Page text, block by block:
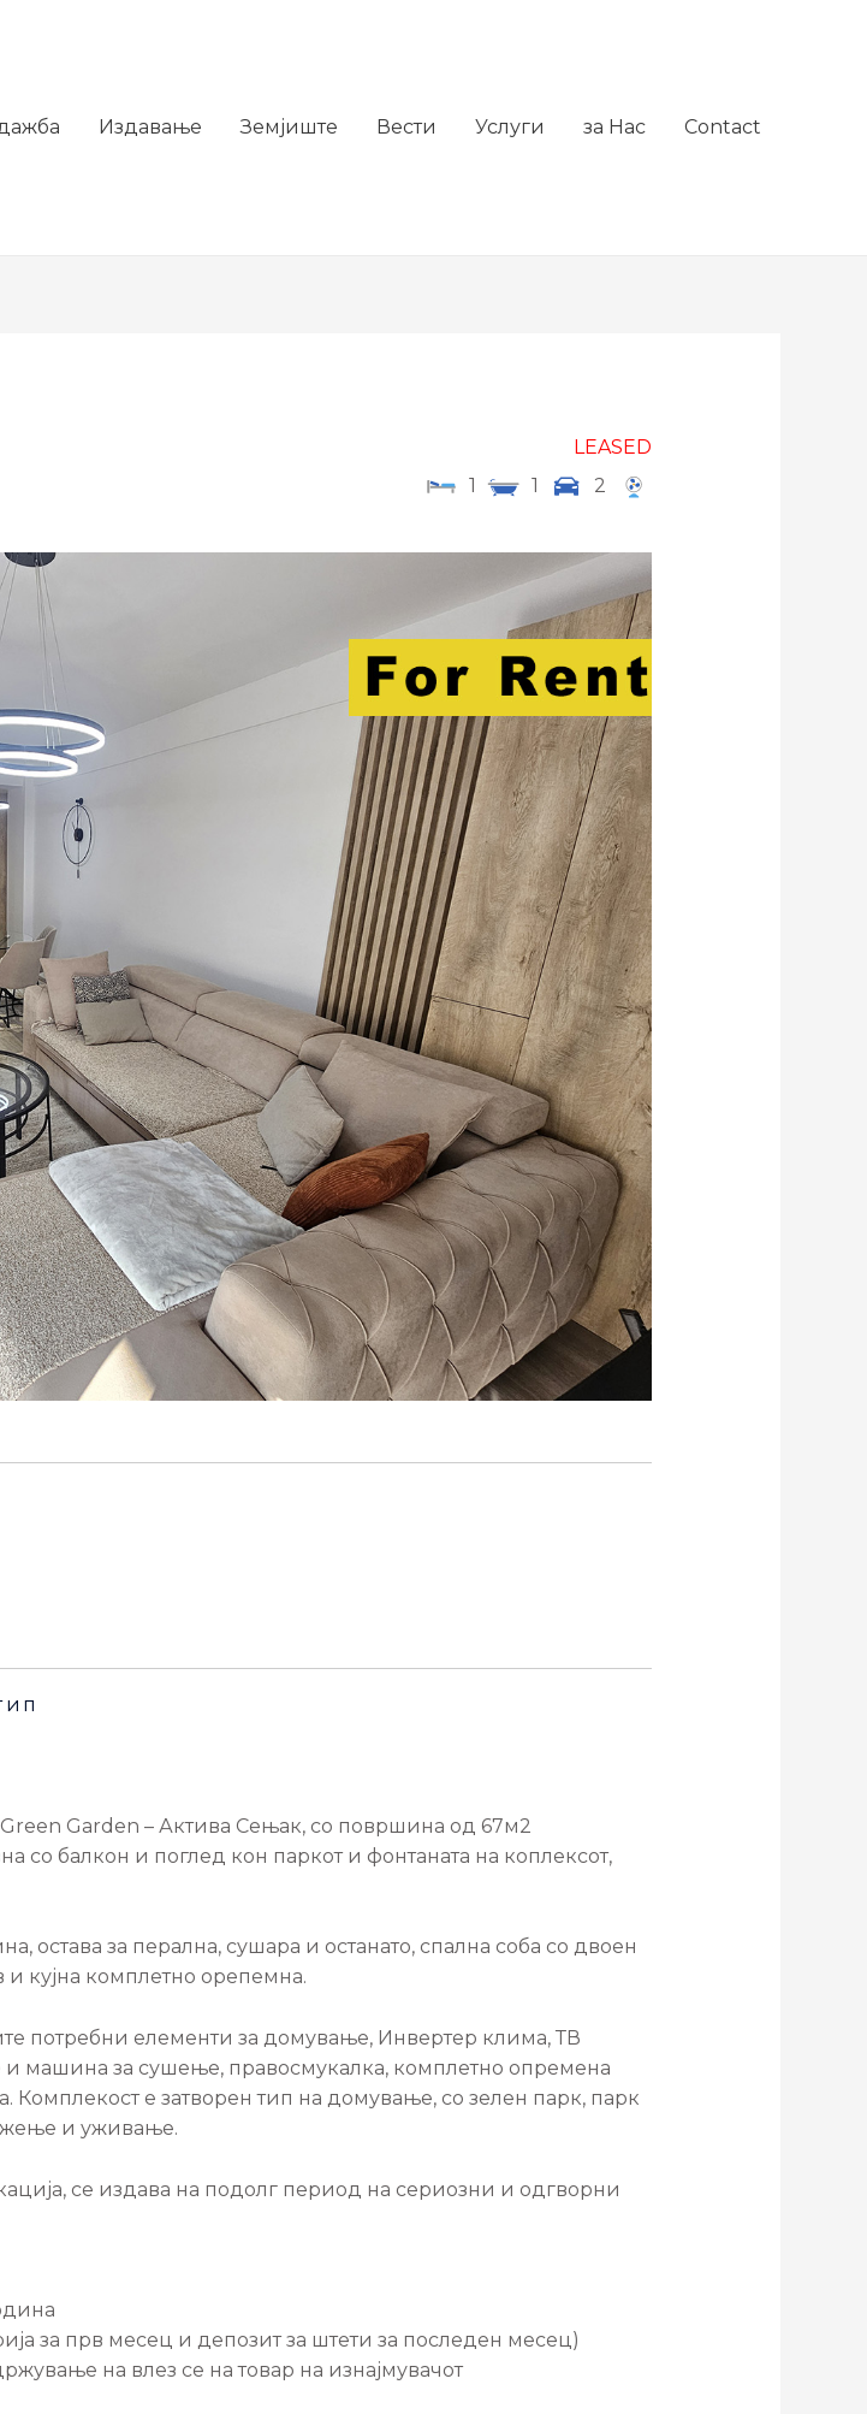
Издавање Земјиште Вести Услуги за Нас Contact
LEASED
1
1 2
Garden – Актива Сењак, со површина од 67м2
со балкон и поглед кон паркот и фонтаната на коплексот,
остава за перална, сушара и останато, спална соба со двоен
и кујна комплетно орепемна.
потребни елементи за домување, Инвертер клима, ТВ
машина за сушење, правосмукалка, комплетно опремена
Комплекост е затворен тип на домување, со зелен парк, парк
и уживање.
се издава на подолг период на сериозни и одгворни
за прв месец и депозит за штети за последен месец)
на влез се на товар на изнајмувачот